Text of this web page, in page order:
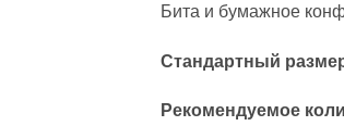
Бита и бумажное
Стандартный
Рекомендуемое